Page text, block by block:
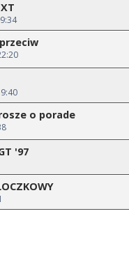
o porade
'97